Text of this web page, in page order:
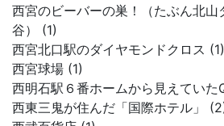
西宮のビーバーの巣！（たぶん北山
谷） (1)
西宮北口駅のダイヤモンドクロス (1)
西宮球場 (1)
西明石駅６番ホームから見えていた
西東三鬼が住んだ「国際ホテル」